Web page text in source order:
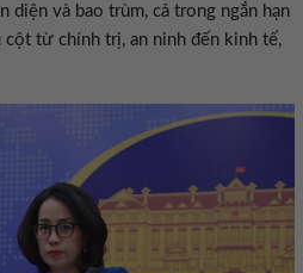
diện và bao trùm, cả trong ngắn hạn
cột từ chính trị, an ninh đến kinh tế,